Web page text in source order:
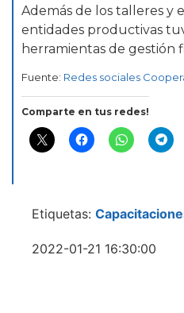
Además de los talleres y
entidades productivas
herramientas de gestión
Fuente: Redes sociales
Comparte en tus redes!
Etiquetas:
2022-01-21 16:30:00